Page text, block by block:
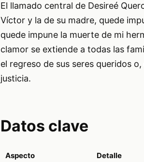
El llamado central de Desireé
Víctor y la de su madre, quede
quede impune la muerte de mi
clamor se extiende a todas las
el regreso de sus seres queridos
justicia.
Datos clave
Aspecto Detalle